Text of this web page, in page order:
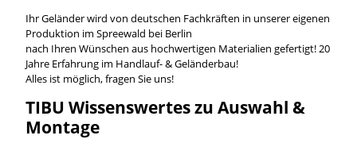
Ihr Geländer wird von deutschen Fachkräften in unserer eigenen
Produktion im Spreewald bei Berlin
nach Ihren Wünschen aus hochwertigen Materialien gefertigt! 20
Jahre Erfahrung im Handlauf- & Geländerbau!
Alles ist möglich, fragen Sie uns!
TIBU Wissenswerteszu Auswahl &
Montage